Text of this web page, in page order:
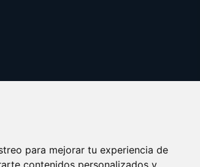
para mejorar tu experiencia de
contenidos personalizados y